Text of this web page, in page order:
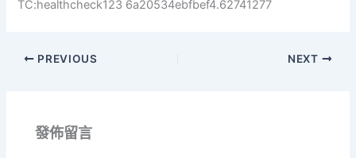
TC:healthcheck123 6a20534ebfbef4.62741277
PREVIOUS NEXT
發佈留言